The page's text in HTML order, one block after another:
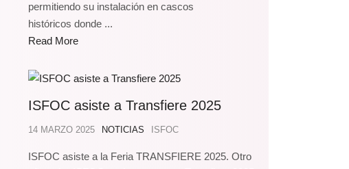
permitiendo su instalación en cascos
históricos donde ...
Read More
ISFOC asiste a Transfiere 2025
14 MARZO 2025 NOTICIAS ISFOC
ISFOC asiste a la Feria TRANSFIERE 2025. Otro